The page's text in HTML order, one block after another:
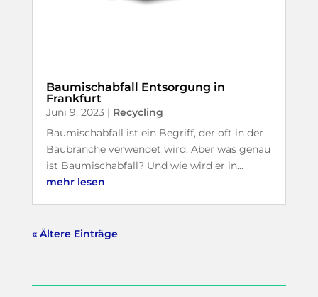
Baumischabfall Entsorgung in
Frankfurt
Juni 9, 2023| Recycling
Baumischabfall ist ein Begriff, der oft in der
Baubranche verwendet wird. Aber was genau
ist Baumischabfall? Und wie wird er in...
mehr lesen
« Ältere Einträge